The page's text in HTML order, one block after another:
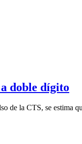
doble dígito
de la CTS, se estima